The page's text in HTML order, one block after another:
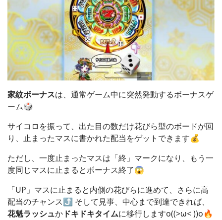
家紋ボーナスは、通常ゲーム中に突然発動するボーナスゲ
ーム🎲
サイコロを振って、出た目の数だけ花びら型のボードが回
り、止まったマスに書かれた配当をゲットできます💰
ただし、一度止まったマスは「終」マークになり、もう一
度同じマスに止まるとボーナス終了😱
「UP」マスに止まると内側の花びらに進めて、さらに高
配当のチャンス⤴️ そして見事、中心まで到達できれば、
花魁ラッシュか ドキドキタイムに移行しますo((>ω< ))o🔥